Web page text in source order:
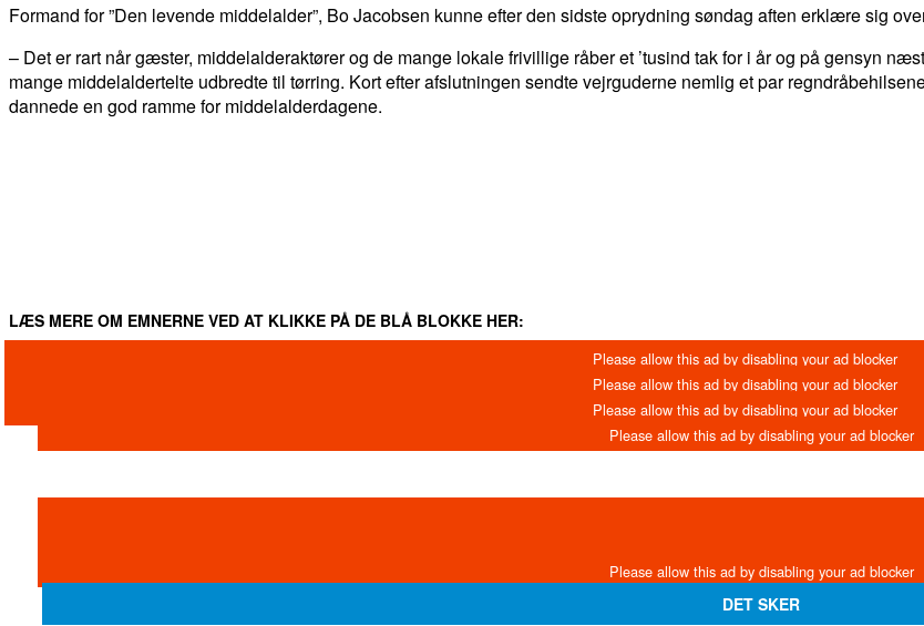
Formand for ”Den levende middelalder”, Bo Jacobsen kunne efter den sidste oprydning søndag aften erklære sig
– Det er rart når gæster, middelalderaktører og de mange lokale frivillige råber et ’tusind tak for i år og på gensyn
mange middelaldertelte udbredte til tørring. Kort efter afslutningen sendte vejrguderne nemlig et par
dannede en god ramme for middelalderdagene.
LÆS MERE OM EMNERNE VED AT KLIKKE PÅ DE BLÅ BLOKKE HER:
DET SKER